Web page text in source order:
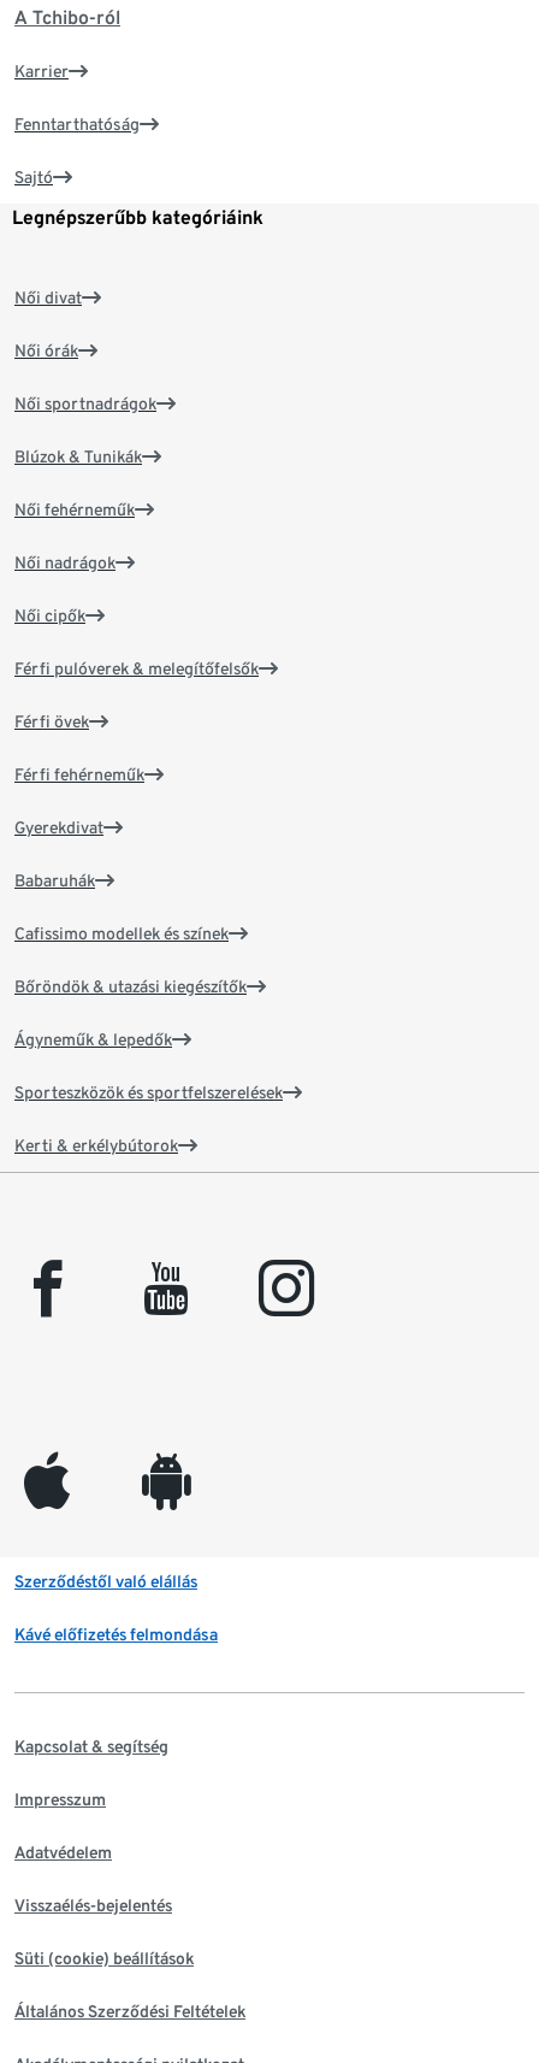
A Tchibo-ról
Karrier
Fenntarthatóság
Sajtó
Legnépszerűbb kategóriáink
Női divat
Női órák
Női sportnadrágok
Blúzok & Tunikák
Női fehérneműk
Női nadrágok
Női cipők
Férfi pulóverek & melegítőfelsők
Férfi övek
Férfi fehérneműk
Gyerekdivat
Babaruhák
Cafissimo modellek és színek
Bőröndök & utazási kiegészítők
Ágyneműk & lepedők
Sporteszközök és sportfelszerelések
Kerti & erkélybútorok
facebook youtube instagram
appleinc android
Szerződéstől való elállás
Kávé előfizetés felmondása
Kapcsolat & segítség
Impresszum
Adatvédelem
Visszaélés-bejelentés
Süti (cookie) beállítások
Általános Szerződési Feltételek